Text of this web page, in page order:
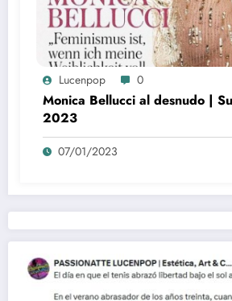
Lucenpop 0
Monica Bellucci al desnudo |
2023
07/01/2023